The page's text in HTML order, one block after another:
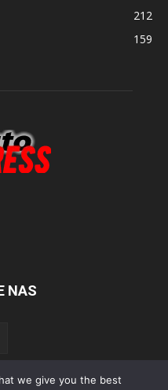
212
159
NAS
we give you the best